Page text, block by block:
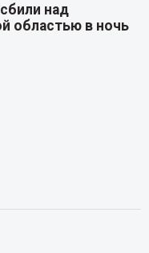
над
областью в ночь